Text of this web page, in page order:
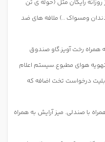
روزانه رایگان مثل (حوله ی تن
ومسواک ..) ملافه های ضد
همراه رخت آویز.گاو صندوق
هوای مطبوع.سیستم اعلام
درخواست تخت اضافه که
با صندلی. میز آرایش به همراه